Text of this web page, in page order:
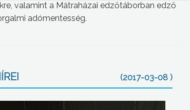
valamint a Mátraházai edzőtáborban edző
adómentesség.
(2017-03-08 )